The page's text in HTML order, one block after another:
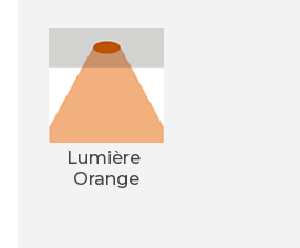
Lumière
Orange